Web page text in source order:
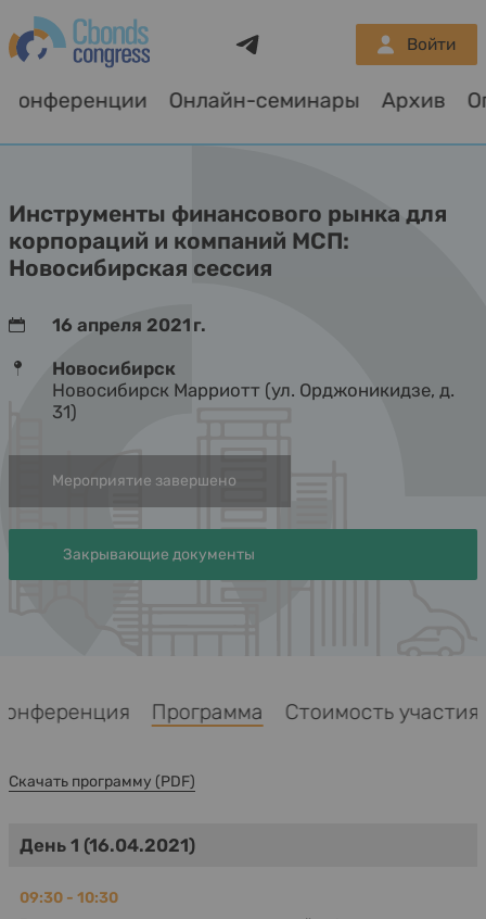
Конференции Онлайн-семинары Архив
Войти
Инструменты финансового рынка для
корпораций и компаний МСП:
Новосибирская сессия
16 апреля 2021 г.
Новосибирск
Новосибирск Марриотт (ул. Орджоникидзе, д.
31)
Мероприятие завершено
Закрывающие документы
Конференция Программа Стоимость
Скачать программу (PDF)
День 1 (16.04.2021)
09:30 - 10:30